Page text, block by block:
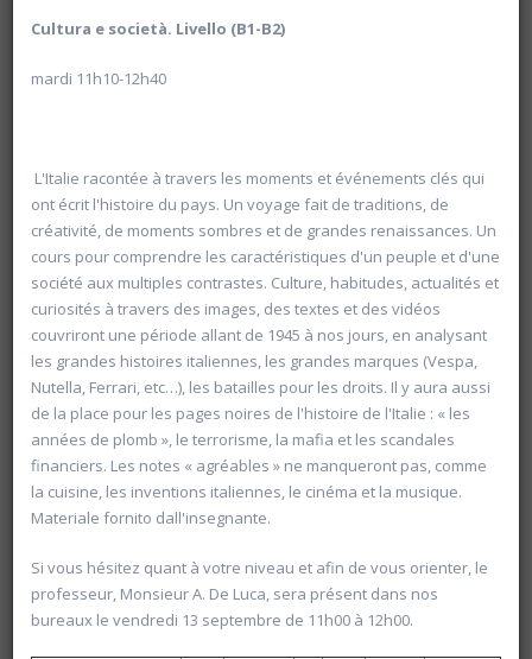
20605 William Turner et le paysage
Université d'été 2026
Louvain-la-Neuve
Jour : Lu-Ma-Me-Je-Ve 09:45- 12:00
Nombre de séances : 2
Cultura e società. Livello (B1-B2)
mardi 11h10-12h40
L'Italie racontée à travers les moments et événements clés qui
ont écrit l'histoire du pays. Un voyage fait de traditions, de
créativité, de moments sombres et de grandes renaissances. Un
cours pour comprendre les caractéristiques d'un peuple et d'une
société aux multiples contrastes. Culture, habitudes, actualités et
curiosités à travers des images, des textes et des vidéos
couvriront une période allant de 1945 à nos jours, en analysant
les grandes histoires italiennes, les grandes marques (Vespa,
Nutella, Ferrari, etc…), les batailles pour les droits. Il y aura aussi
de la place pour les pages noires de l'histoire de l'Italie : « les
années de plomb », le terrorisme, la mafia et les scandales
financiers. Les notes « agréables » ne manqueront pas, comme
la cuisine, les inventions italiennes, le cinéma et la musique.
Materiale fornito dall'insegnante.
Si vous hésitez quant à votre niveau et afin de vous orienter, le
professeur, Monsieur A. De Luca, sera présent dans nos
bureaux le vendredi 13 septembre de 11h00 à 12h00.